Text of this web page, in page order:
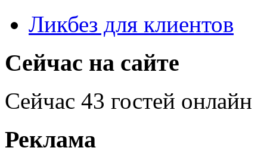
Ликбез для клиентов
Сейчас на сайте
Сейчас 43 гостей онлайн
Реклама